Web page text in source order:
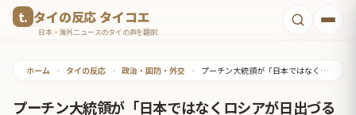
タイの反応 タイコエ
日本・海外ニュースのタイの声を翻訳
ホーム • タイの反応 • 政治・国防・外交 • プーチン大統領が「日本ではなくロシアが日出づる国だ」と主張【タイ人の反応】
プーチン大統領が「日本ではなくロシアが日出づる